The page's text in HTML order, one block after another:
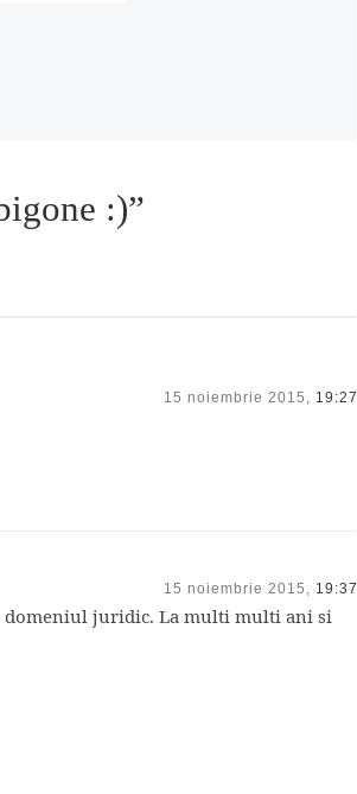
:)”
15 noiembrie 2015, 19:27
15 noiembrie 2015, 19:37
domeniul juridic. La multi multi ani si